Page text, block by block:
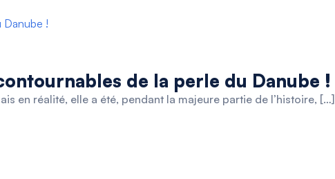
de la perle du Danube !
en réalité, elle a été, pendant la majeure partie de l’histoire, […]